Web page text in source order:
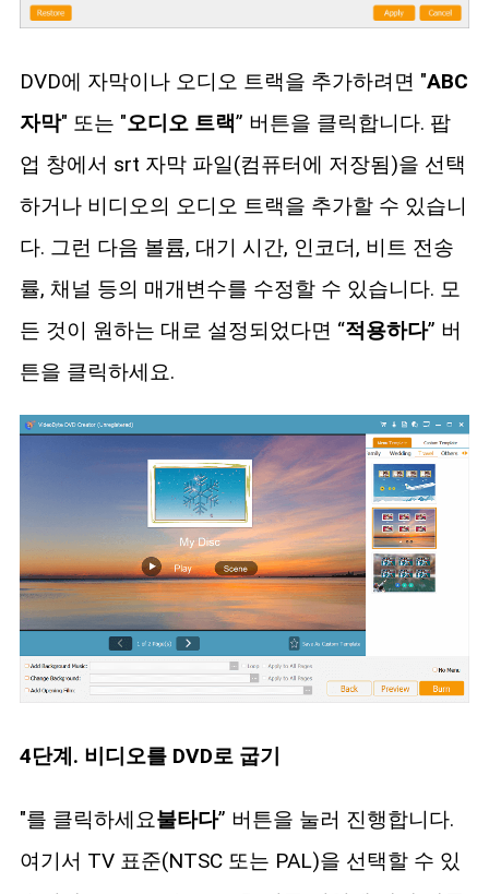
DVD에 자막이나 오디오 트랙을 추가하려면 "ABC
자막" 또는 "오디오 트랙” 버튼을 클릭합니다. 팝
업 창에서 srt 자막 파일(컴퓨터에 저장됨)을 선택
하거나 비디오의 오디오 트랙을 추가할 수 있습니
다. 그런 다음 볼륨, 대기 시간, 인코더, 비트 전송
률, 채널 등의 매개변수를 수정할 수 있습니다. 모
든 것이 원하는 대로 설정되었다면 “적용하다” 버
튼을 클릭하세요.
4단계. 비디오를 DVD로 굽기
"를 클릭하세요불타다” 버튼을 눌러 진행합니다.
여기서 TV 표준(NTSC 또는 PAL)을 선택할 수 있